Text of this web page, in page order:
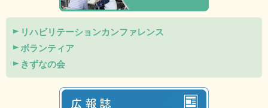
リハビリテーションカンファレンス
ボランティア
きずなの会